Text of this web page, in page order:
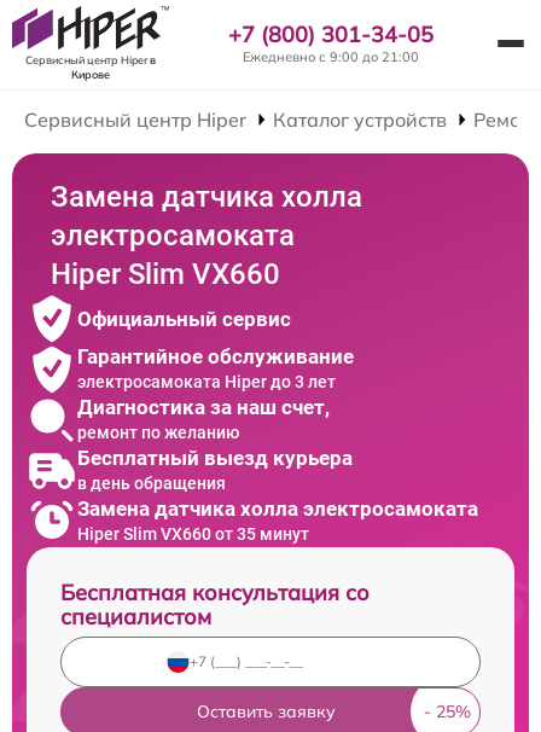
Сервисный центр Hiperв
Кирове
+7 (800) 301-34-05
Ежедневно с 9:00 до 21:00
Сервисный центр Hiper Каталог устройств
Замена датчика холла
электросамоката
Hiper Slim VX660
Официальный сервис
Гарантийное обслуживание
электросамоката Hiper до 3 лет
Диагностика за наш счет,
ремонт по желанию
Бесплатный выезд курьера
в день обращения
Замена датчика холла электросамоката
Hiper Slim VX660 от 35 минут
Бесплатная консультация со
специалистом
Оставить заявку